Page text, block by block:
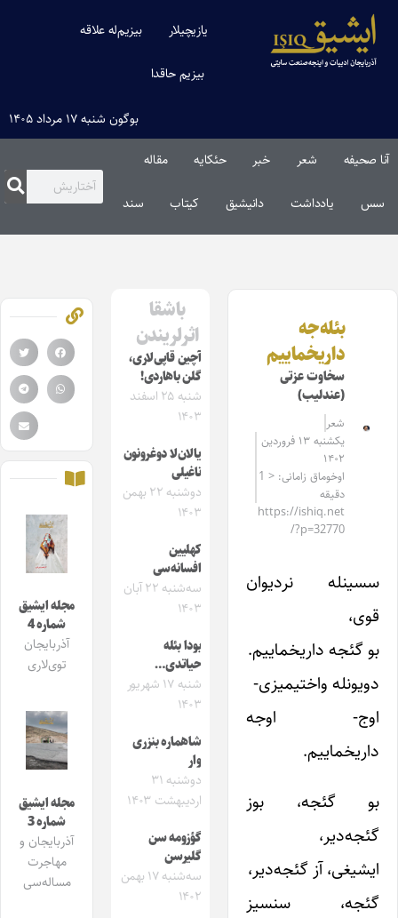
یازیچیلار بیزیم‌له علاقه
بیزیم حاقدا
بوگون شنبه ۱۷ مرداد ۱۴۰۵
آنا صحیفه شعر خبر حئکایه مقاله‌
سس یادداشت دانیشیق کیتاب سند
بئله‌جه
داریخماییم
سخاوت عزتی
(عندلیب)
شعر
یکشنبه ۱۳ فروردین
۱۴۰۲
اوخوماق زامانی: < 1
دقیقه
https://ishiq.net
/?p=32770
سسینله نردیوان
قوی،
بو گئجه داریخماییم.
دویونله واختیمیزی-
اوج- اوجه
داریخماییم.
بو گئجه، بوز
گئجه‌دیر،
ایشیغی، آز گئجه‌دیر،
گئجه، سنسیز
باشقا
اثرلریندن
آچین قاپی‌‌لاری،
گلن باهاردی!
شنبه ۲۵ اسفند
۱۴۰۳
یالان‌لا دوغرونون
ناغیلی
دوشنبه ۲۲ بهمن
۱۴۰۳
کهلیین
افسانه‌سی
سه‌شنبه ۲۲ آبان
۱۴۰۳
بودا بئله
حیاتدی…
شنبه ۱۷ شهریور
۱۴۰۳
شاهماره بنزری
وار
دوشنبه ۳۱
اردیبهشت ۱۴۰۳
گؤزومه سن
گلیرسن
سه‌شنبه ۱۷ بهمن
۱۴۰۲
مجله ایشیق
شماره 4
آذربایجان
توی‌لاری
مجله ایشیق
شماره 3
آذربایجان و
مهاجرت
مساله‌سی